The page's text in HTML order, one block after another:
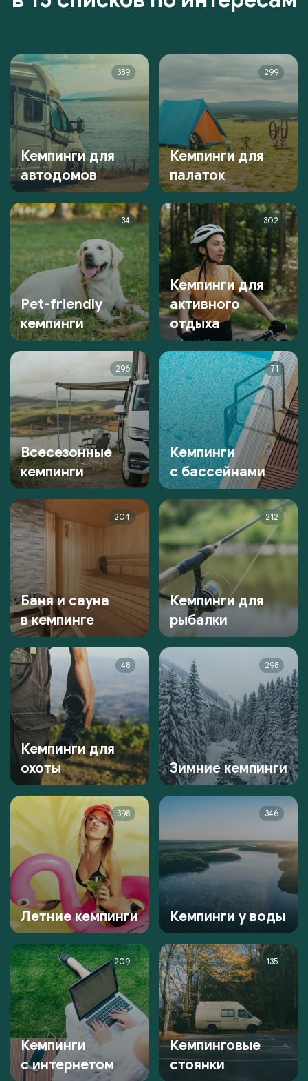
389
Кемпинги для
автодомов
299
Кемпинги для
палаток
34
Pet-friendly
кемпинги
302
Кемпинги для
активного
отдыха
296
Всесезонные
кемпинги
71
Кемпинги
с бассейнами
204
Баня и сауна
в кемпинге
212
Кемпинги для
рыбалки
48
Кемпинги для
охоты
298
Зимние кемпинги
398
Летние кемпинги
346
Кемпинги у воды
209
Кемпинги
с интернетом
135
Кемпинговые
стоянки